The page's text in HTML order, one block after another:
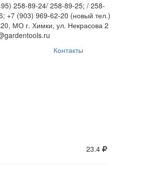
258-89-24/ 258-89-25; / 258-
+7 (903) 969-62-20 (новый тел.)
МО г. Химки, ул. Некрасова 2
Контакты
23.4